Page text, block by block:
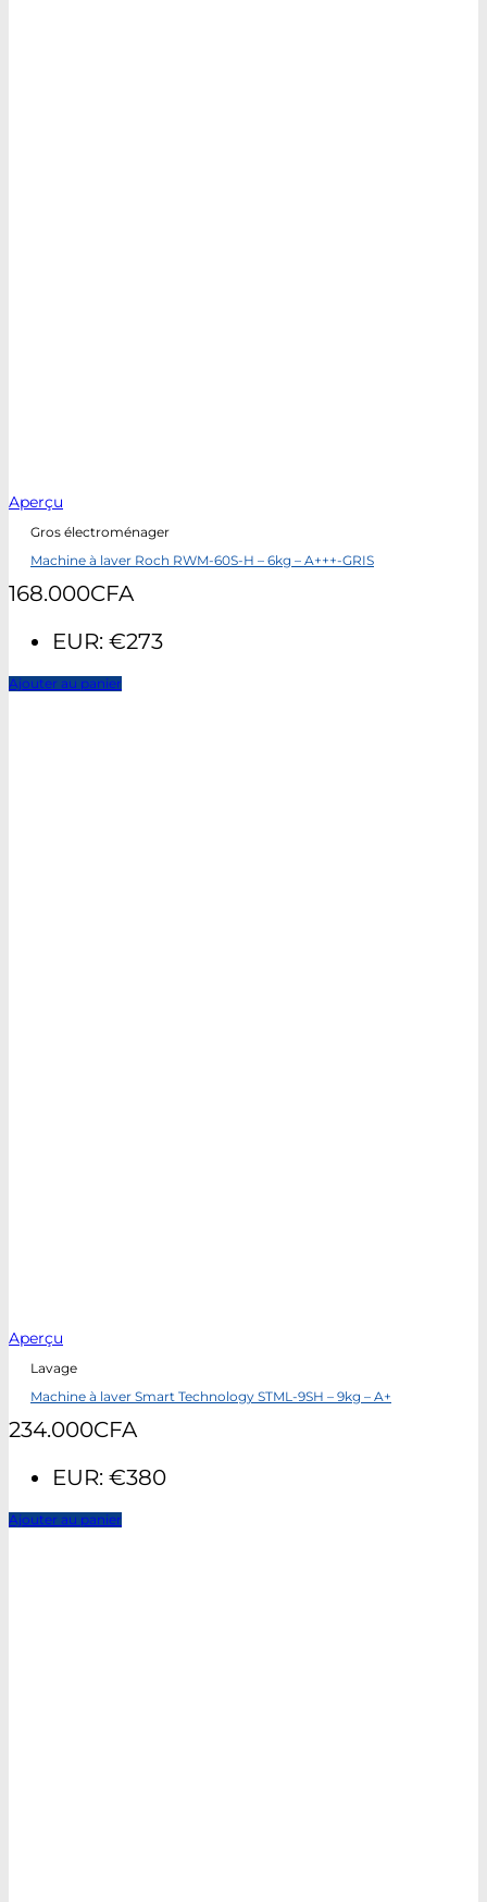
Aperçu
Gros électroménager
Machine à laver Roch RWM-60S-H – 6kg – A+++-GRIS
168.000CFA
EUR: €273
Ajouter au panier
Aperçu
Lavage
Machine à laver Smart Technology STML-9SH – 9kg – A+
234.000CFA
EUR: €380
Ajouter au panier